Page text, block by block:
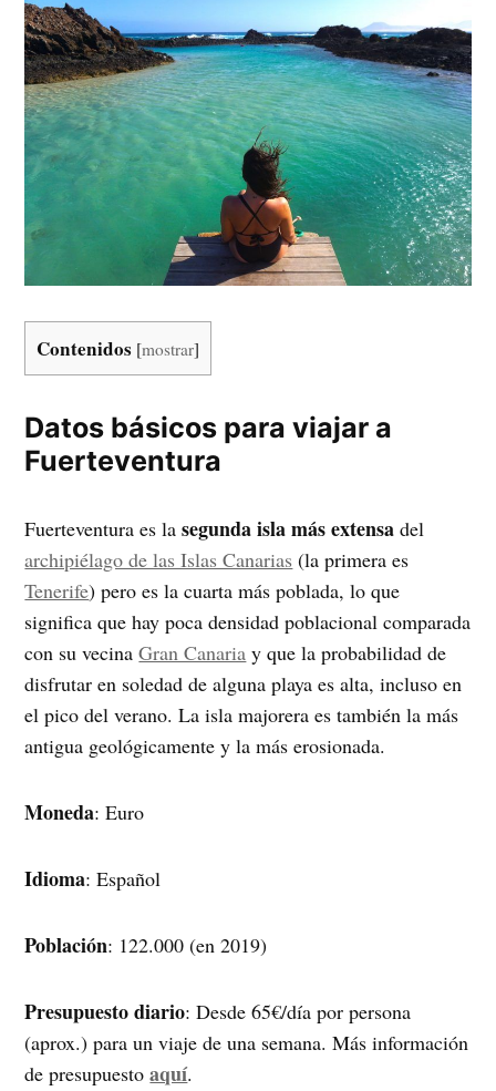
Contenidos [mostrar]
Datos básicos para viajar a
Fuerteventura
Fuerteventura es lasegunda isla más extensa del
archipiélago de las Islas Canarias (la primera es
Tenerife) pero es la cuarta más poblada, lo que
significa que hay poca densidad poblacional comparada
con su vecinaGran Canaria y que la probabilidad de
disfrutar en soledad de alguna playa es alta, incluso en
el pico del verano. La isla majorera es también la más
antigua geológicamente y la más erosionada.
Moneda: Euro
Idioma: Español
Población: 122.000 (en 2019)
Presupuesto diario: Desde 65€/día por persona
(aprox.) para un viaje de una semana. Más información
de presupuestoaquí.